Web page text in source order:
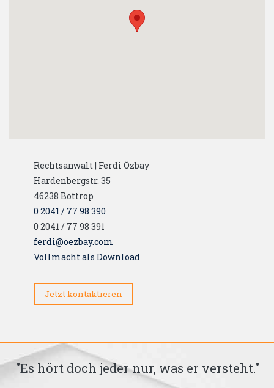
Rechtsanwalt | Ferdi Özbay
Hardenbergstr. 35
46238 Bottrop
0 2041 / 77 98 390
0 2041 / 77 98 391
ferdi@oezbay.com
Vollmacht als Download
Jetzt kontaktieren
"Es hört doch jeder nur, was er versteht."